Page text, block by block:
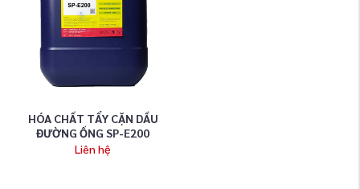
HÓA CHẤT TẨY CẶN DẦU
ĐƯỜNG ỐNG SP-E200
Liên hệ